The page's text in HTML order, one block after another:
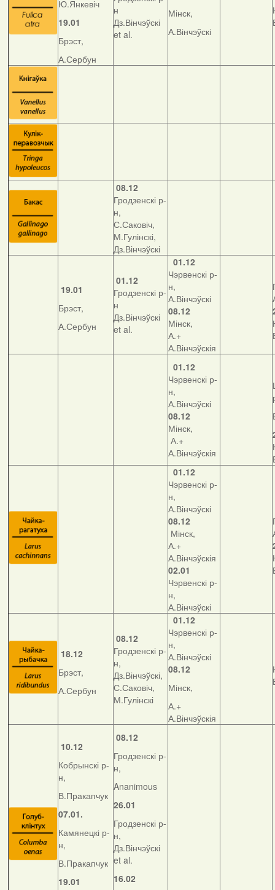
Ю.Янкевіч
19.01
Брэст,
А.Сербун
н
Дз.Вінчэўскі
et al.
Мінск,
А.Вінчэўскі
08.12
Гродзенскі р-
н,
С.Саковіч,
М.Гулінскі,
Дз.Вінчэўскі
19.01
Брэст,
А.Сербун
01.12
Гродзенскі р-
н
Дз.Вінчэўскі
et al.
01.12
Чэрвенскі р-
н,
А.Вінчэўскі
08.12
Мінск,
А.+
А.Вінчэўскія
01.12
Чэрвенскі р-
н,
А.Вінчэўскі
08.12
Мінск,
А.+
А.Вінчэўскія
01.12
Чэрвенскі р-
н,
А.Вінчэўскі
08.12
Мінск,
А.+
А.Вінчэўскія
02.01
Чэрвенскі р-
н,
А.Вінчэўскі
18.12
Брэст,
А.Сербун
08.12
Гродзенскі р-
н,
Дз.Вінчэўскі,
С.Саковіч,
М.Гулінскі
01.12
Чэрвенскі р-
н,
А.Вінчэўскі
08.12
Мінск,
А.+
А.Вінчэўскія
10.12
Кобрынскі р-
н,
В.Пракапчук
07.01.
Камянецкі р-
н,
В.Пракапчук
19.01
08.12
Гродзенскі р-
н,
Ananimous
26.01
Гродзенскі р-
н,
Дз.Вінчэўскі
et al.
16.02